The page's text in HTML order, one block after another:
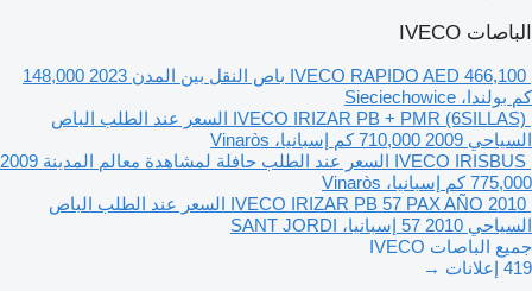
الباصات IVECO
IVECO RAPIDO AED 466,100 باص النقل بين المدن 2023
148,000
كم بولندا، Sieciechowice
IVECO IRIZAR PB + PMR (6SILLAS) السعر عند الطلب الباص
السياحي 2009 710,000 كم
إسبانيا، Vinaròs
IVECO IRISBUS السعر عند الطلب حافلة لمشاهدة معالم المدينة 2009
775,000 كم
إسبانيا، Vinaròs
IVECO IRIZAR PB 57 PAX AÑO 2010 السعر عند الطلب الباص
السياحي 2010
57 إسبانيا، SANT JORDI
جميع الباصات IVECO
419 إعلانات →